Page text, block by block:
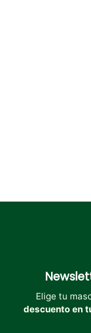
Elige tu
descuento en